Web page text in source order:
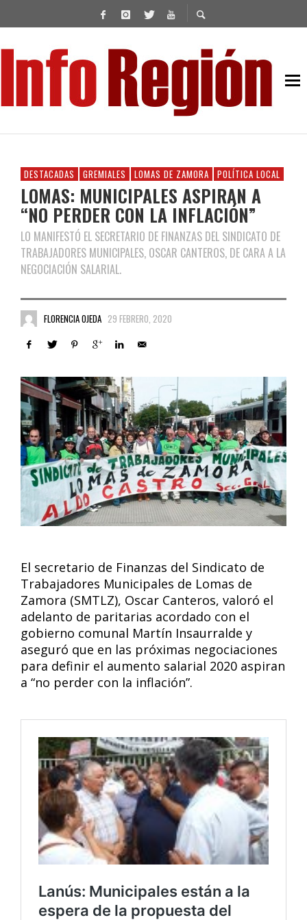
DESTACADAS GREMIALES LOMAS DE ZAMORA POLÍTICA LOCAL
LOMAS: MUNICIPALES ASPIRAN A
“NO PERDER CON LA INFLACIÓN”
LO MANIFESTÓ EL SECRETARIO DE FINANZAS DEL SINDICATO DE
TRABAJADORES MUNICIPALES, OSCAR CANTEROS, DE CARA A LA
NEGOCIACIÓN SALARIAL.
FLORENCIA OJEDA 29 FEBRERO, 2020
El secretario de Finanzas del Sindicato de
Trabajadores Municipales de Lomas de
Zamora (SMTLZ), Oscar Canteros, valoró el
adelanto de paritarias acordado con el
gobierno comunal Martín Insaurralde y
aseguró que en las próximas negociaciones
para definir el aumento salarial 2020 aspiran
a “no perder con la inflación”.